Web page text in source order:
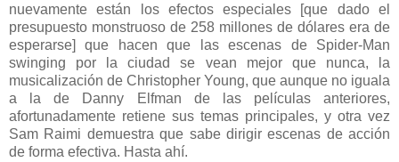
nuevamente están los efectos especiales [que dado el
presupuesto monstruoso de 258 millones de dólares era de
esperarse] que hacen que las escenas de Spider-Man
swinging por la ciudad se vean mejor que nunca, la
musicalización de Christopher Young, que aunque no iguala
a la de Danny Elfman de las películas anteriores,
afortunadamente retiene sus temas principales, y otra vez
Sam Raimi demuestra que sabe dirigir escenas de acción
de forma efectiva. Hasta ahí.